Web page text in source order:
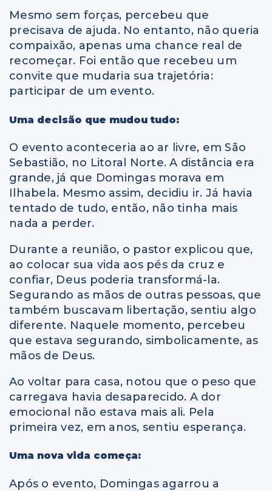
Mesmo sem forças, percebeu que
precisava de ajuda. No entanto, não queria
compaixão, apenas uma chance real de
recomeçar. Foi então que recebeu um
convite que mudaria sua trajetória:
participar de um evento.
Uma decisão que mudou tudo:
O evento aconteceria ao ar livre, em São
Sebastião, no Litoral Norte. A distância era
grande, já que Domingas morava em
Ilhabela. Mesmo assim, decidiu ir. Já havia
tentado de tudo, então, não tinha mais
nada a perder.
Durante a reunião, o pastor explicou que,
ao colocar sua vida aos pés da cruz e
confiar, Deus poderia transformá-la.
Segurando as mãos de outras pessoas, que
também buscavam libertação, sentiu algo
diferente. Naquele momento, percebeu
que estava segurando, simbolicamente, as
mãos de Deus.
Ao voltar para casa, notou que o peso que
carregava havia desaparecido. A dor
emocional não estava mais ali. Pela
primeira vez, em anos, sentiu esperança.
Uma nova vida começa:
Após o evento, Domingas agarrou a